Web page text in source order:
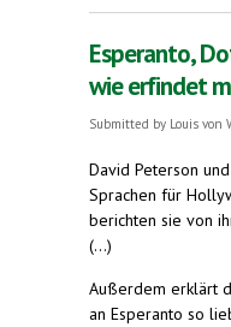
Esperanto,
wie erfindet
Submitted by Louis von
David Peterson
Sprachen für
berichten sie von
(...)
Außerdem erklärt
an Esperanto so